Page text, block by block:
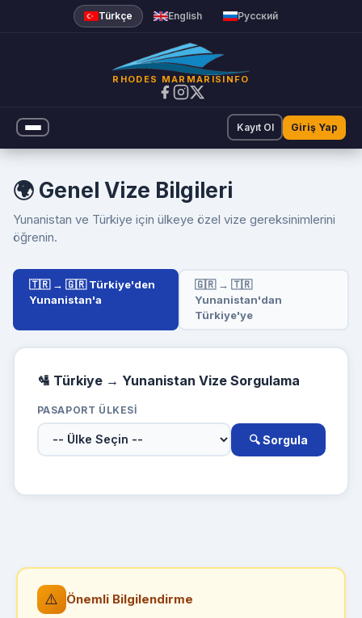
Marmaris Rodos Online
Türkçe English Русский
RHODES MARMARISINFO
Kayıt Ol Giriş Yap
🌍 Genel Vize Bilgileri
Yunanistan ve Türkiye için ülkeye özel vize gereksinimlerini
öğrenin.
🇹🇷 → 🇬🇷 Türkiye'den
Yunanistan'a
🇬🇷 → 🇹🇷
Yunanistan'dan
Türkiye'ye
🛂 Türkiye → Yunanistan Vize Sorgulama
PASAPORT ÜLKESI
🔍 Sorgula
⚠️ Önemli Bilgilendirme